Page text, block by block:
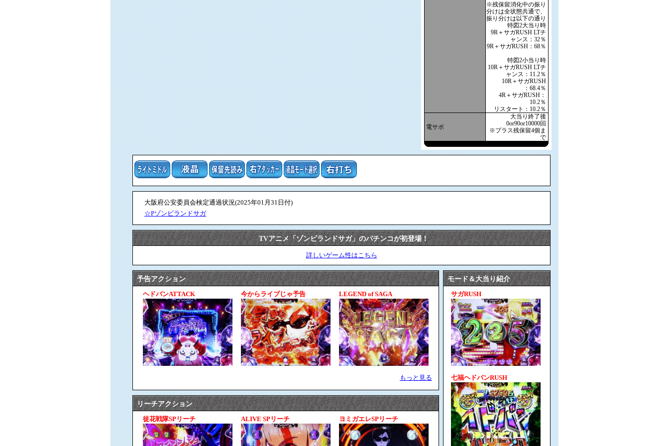
※残保留消化中の振り
分けは全状態共通で、
振り分けは以下の通り
特図2大当り時
9R＋サガRUSH LTチ
ャンス：32％
9R＋サガRUSH：68％
特図2小当り時
10R＋サガRUSH LTチ
ャンス：11.2％
10R＋サガRUSH
：68.4％
4R＋サガRUSH：
10.2％
リスタート：10.2％
電サポ
大当り終了後
0or90or10000回
※プラス残保留4個ま
で
大阪府公安委員会検定通過状況(2025年01月31日付)
☆Pゾンビランドサガ
TVアニメ「ゾンビランドサガ」のパチンコが初登場！
詳しいゲーム性はこちら
予告アクション
ヘドバンATTACK
今からライブじゃ予告 LEGEND of SAGA
もっと見る
モード＆大当り紹介
サガRUSH
七福ヘドバンRUSH
リーチアクション
徒花戦隊SPリーチ
ALIVE SPリーチ ヨミガエレSPリーチ